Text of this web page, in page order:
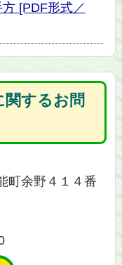
[PDF形式／
するお問
町余野４１４番